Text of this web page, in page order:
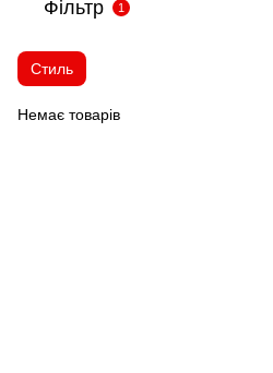
Фільтр 1
Стиль
Немає товарів